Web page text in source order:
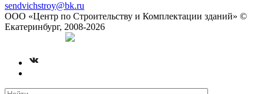
sendvichstroy@bk.ru
ООО «Центр по Строительству и Комплектации зданий» ©
Екатеринбург, 2008-2026